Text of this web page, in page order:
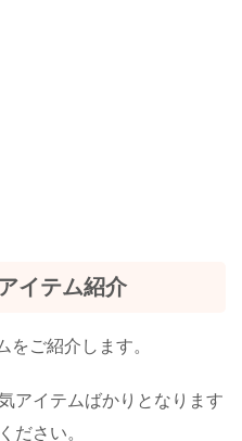
イテム紹介
をご紹介します。
アイテムばかりとなります
ださい。